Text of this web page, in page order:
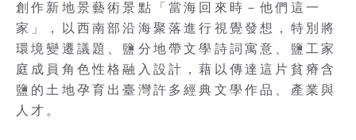
創作新地景藝術景點「當海回來時－他們這一
家」，以西南部沿海聚落進行視覺發想，特別將
環境變遷議題、鹽分地帶文學詩詞寓意、鹽工家
庭成員角色性格融入設計，藉以傳達這片貧瘠含
鹽的土地孕育出臺灣許多經典文學作品、產業與
人才。